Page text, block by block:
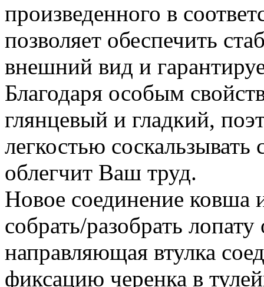
произведенного в
позволяет обеспечить
внешний вид и
Благодаря особым
глянцевый и гладкий,
легкостью соскальзывать
облегчит Ваш труд.
Новое соединение ковша
собрать/разобрать
направляющая втулка
фиксацию черенка в